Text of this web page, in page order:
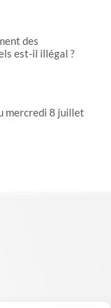
des
est-il illégal ?
mercredi 8 juillet